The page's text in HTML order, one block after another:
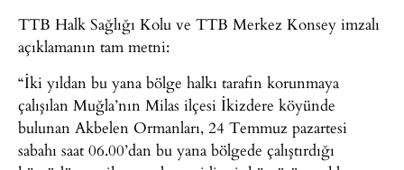
TTB Halk Sağlığı Kolu ve TTB Merkez Konsey imzalı
açıklamanın tam metni:
“İki yıldan bu yana bölge halkı tarafın korunmaya
çalışılan Muğla’nın Milas ilçesi İkizdere köyünde
bulunan Akbelen Ormanları, 24 Temmuz pazartesi
sabahı saat 06.00’dan bu yana bölgede çalıştırdığı